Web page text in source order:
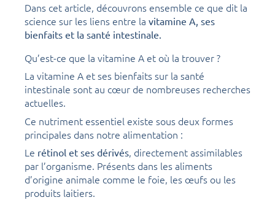
Dans cet article, découvrons ensemble ce que dit la
science sur les liens entre la vitamine A, ses
bienfaits et la santé intestinale.
Qu’est-ce que la vitamine A et où la trouver ?
La vitamine A et ses bienfaits sur la santé
intestinale sont au cœur de nombreuses recherches
actuelles.
Ce nutriment essentiel existe sous deux formes
principales dans notre alimentation :
Le rétinol et ses dérivés, directement assimilables
par l’organisme. Présents dans les aliments
d’origine animale comme le foie, les œufs ou les
produits laitiers.